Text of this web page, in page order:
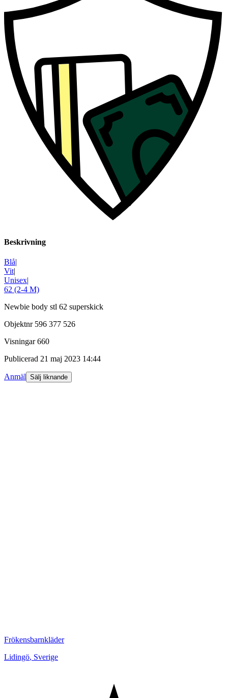
Beskrivning
Blå|
Vit|
Unisex|
62 (2-4 M)
Newbie body stl 62 superskick
Objektnr 596 377 526
Visningar 660
Publicerad 21 maj 2023 14:44
Anmäl Sälj liknande
Frökensbarnkläder
Lidingö, Sverige